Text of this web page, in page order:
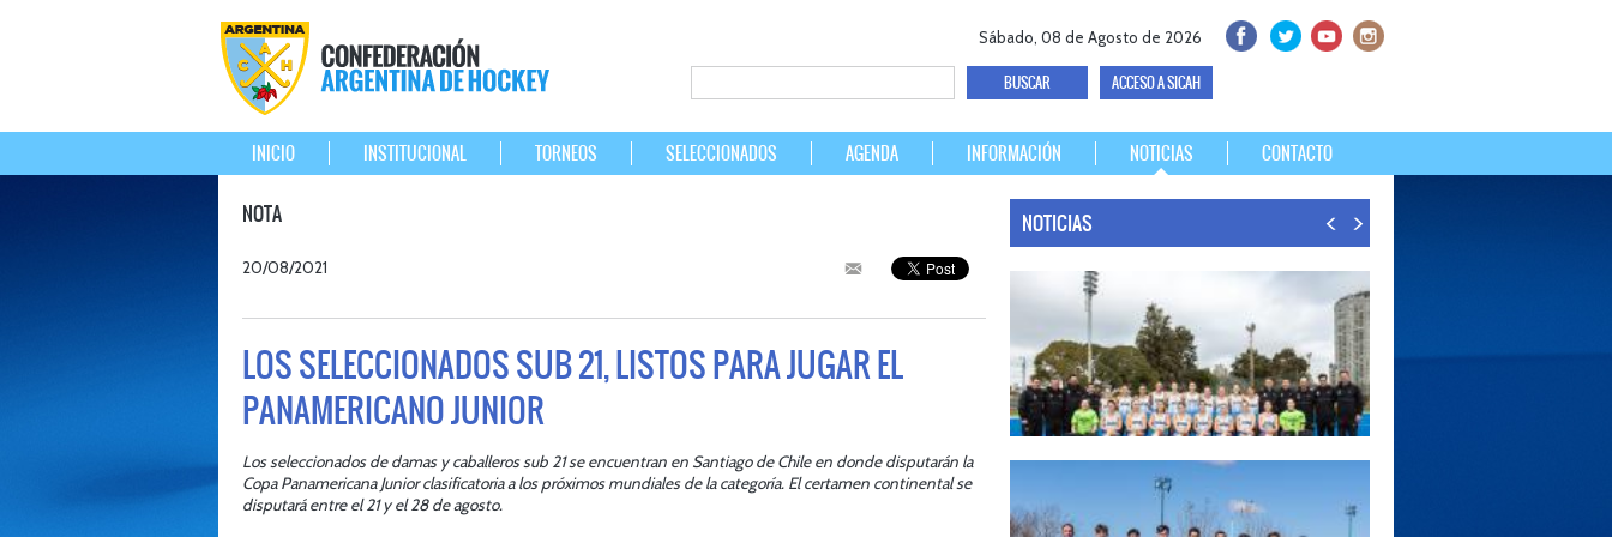
Sábado, 08 de Agosto de 2026
ACCESO A SICAH
INICIO INSTITUCIONAL TORNEOS SELECCIONADOS AGENDA INFORMACIÓN NOTICIAS CONTACTO
NOTA
20/08/2021
LOS SELECCIONADOS SUB 21, LISTOS PARA JUGAR EL
PANAMERICANO JUNIOR
Los seleccionados de damas y caballeros sub 21 se encuentran en Santiago de Chile en donde disputarán la
Copa Panamericana Junior clasificatoria a los próximos mundiales de la categoría. El certamen continental se
disputará entre el 21 y el 28 de agosto.
NOTICIAS
LAS LEONAS LISTAS PARA DISPUTAR EL MUNDIAL 2026
Del 15 al 30 de agosto, el seleccionado argentino femenino de